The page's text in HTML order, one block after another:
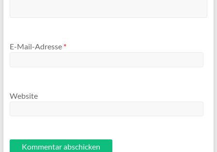
E-Mail-Adresse *
Website